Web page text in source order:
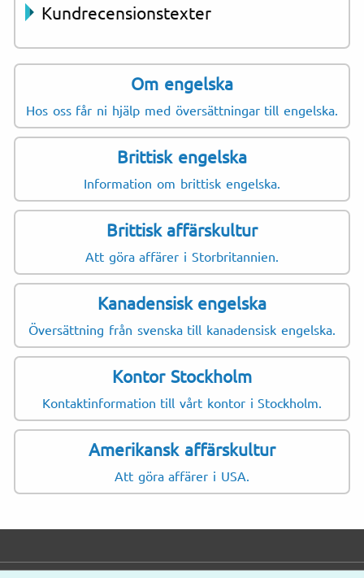
Kundrecensionstexter
Om engelska
Hos oss får ni hjälp med översättningar till engelska.
Brittisk engelska
Information om brittisk engelska.
Brittisk affärskultur
Att göra affärer i Storbritannien.
Kanadensisk engelska
Översättning från svenska till kanadensisk engelska.
Kontor Stockholm
Kontaktinformation till vårt kontor i Stockholm.
Amerikansk affärskultur
Att göra affärer i USA.